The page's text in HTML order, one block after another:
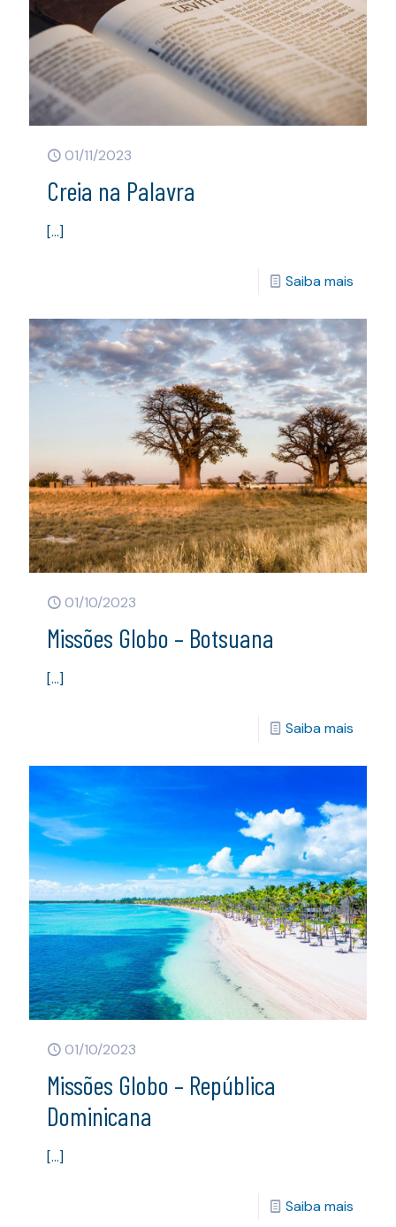
01/11/2023
Creia na Palavra
[…]
Saiba mais
01/10/2023
Missões Globo – Botsuana
[…]
Saiba mais
01/10/2023
Missões Globo – República
Dominicana
[…]
Saiba mais